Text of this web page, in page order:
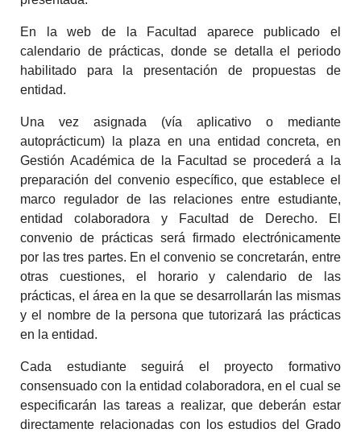
En la web de la Facultad aparece publicado el
calendario de prácticas, donde se detalla el periodo
habilitado para la presentación de propuestas de
entidad.
Una vez asignada (vía aplicativo o mediante
autoprácticum) la plaza en una entidad concreta, en
Gestión Académica de la Facultad se procederá a la
preparación del convenio específico, que establece el
marco regulador de las relaciones entre estudiante,
entidad colaboradora y Facultad de Derecho. El
convenio de prácticas será firmado electrónicamente
por las tres partes. En el convenio se concretarán, entre
otras cuestiones, el horario y calendario de las
prácticas, el área en la que se desarrollarán las mismas
y el nombre de la persona que tutorizará las prácticas
en la entidad.
Cada estudiante seguirá el proyecto formativo
consensuado con la entidad colaboradora, en el cual se
especificarán las tareas a realizar, que deberán estar
directamente relacionadas con los estudios del Grado